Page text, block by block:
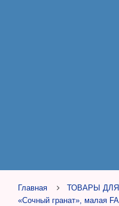
Главная ТОВАРЫ
«Сочный гранат», малая